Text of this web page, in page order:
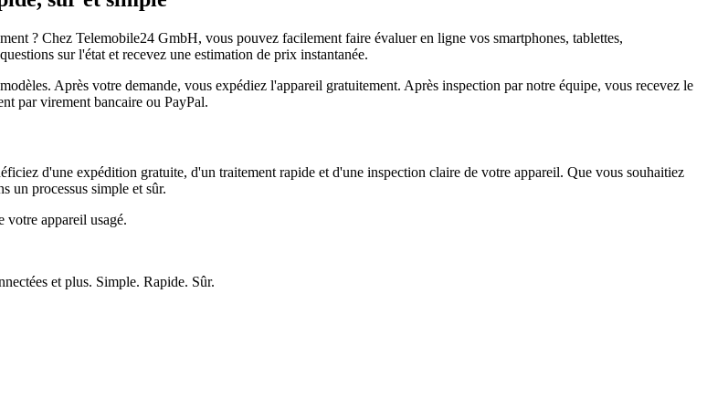
? Chez Telemobile24 GmbH, vous pouvez facilement faire évaluer en ligne vos smartphones, tablettes,
sur l'état et recevez une estimation de prix instantanée.
Après votre demande, vous expédiez l'appareil gratuitement. Après inspection par notre équipe, vous recevez le
par virement bancaire ou PayPal.
d'une expédition gratuite, d'un traitement rapide et d'une inspection claire de votre appareil. Que vous souhaitiez
un processus simple et sûr.
votre appareil usagé.
et plus. Simple. Rapide. Sûr.